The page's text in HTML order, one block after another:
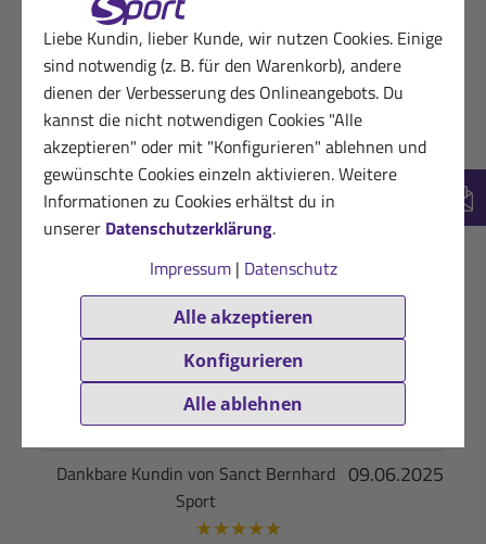
Liebe Kundin, lieber Kunde, wir nutzen Cookies. Einige
sind notwendig (z. B. für den Warenkorb), andere
dienen der Verbesserung des Onlineangebots. Du
kannst die nicht notwendigen Cookies "Alle
akzeptieren" oder mit "Konfigurieren" ablehnen und
gewünschte Cookies einzeln aktivieren. Weitere
Informationen zu Cookies erhältst du in
unserer Datenschutzerklärung.
Impressum| Datenschutz
Alle akzeptieren
Konfigurieren
Alle ablehnen
VERIFIZIERT
02.07.2025
Zufriedener Kunde von Sanct Bernhard
Sport
★★★★ ★
Als Sonnencreme,Top!!!
VERIFIZIERT Hilfreich? (0)
★★★★★
Wirkt erfrischend nach dem Duschen vom
sonnenbaden am Strand. Die Haut erholt sich
und bleibt geschmeidigt.
VERIFIZIERT Hilfreich? (0)
09.06.2025
Dankbare Kundin von Sanct Bernhard
Sport
★★★★★